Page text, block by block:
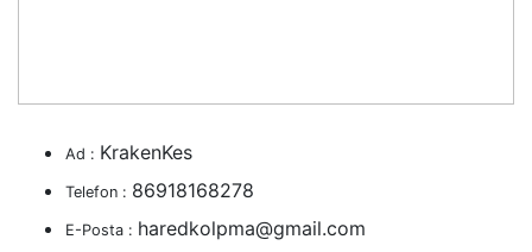
Ad : KrakenKes
Telefon : 86918168278
E-Posta : haredkolpma@gmail.com